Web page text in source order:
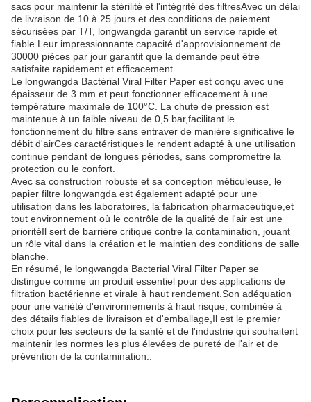
sacs pour maintenir la stérilité et l'intégrité des filtresAvec un délai
de livraison de 10 à 25 jours et des conditions de paiement
sécurisées par T/T, longwangda garantit un service rapide et
fiable.Leur impressionnante capacité d'approvisionnement de
30000 pièces par jour garantit que la demande peut être
satisfaite rapidement et efficacement.
Le longwangda Bactérial Viral Filter Paper est conçu avec une
épaisseur de 3 mm et peut fonctionner efficacement à une
température maximale de 100°C. La chute de pression est
maintenue à un faible niveau de 0,5 bar,facilitant le
fonctionnement du filtre sans entraver de manière significative le
débit d'airCes caractéristiques le rendent adapté à une utilisation
continue pendant de longues périodes, sans compromettre la
protection ou le confort.
Avec sa construction robuste et sa conception méticuleuse, le
papier filtre longwangda est également adapté pour une
utilisation dans les laboratoires, la fabrication pharmaceutique,et
tout environnement où le contrôle de la qualité de l'air est une
prioritéIl sert de barrière critique contre la contamination, jouant
un rôle vital dans la création et le maintien des conditions de salle
blanche.
En résumé, le longwangda Bacterial Viral Filter Paper se
distingue comme un produit essentiel pour des applications de
filtration bactérienne et virale à haut rendement.Son adéquation
pour une variété d'environnements à haut risque, combinée à
des détails fiables de livraison et d'emballage,Il est le premier
choix pour les secteurs de la santé et de l'industrie qui souhaitent
maintenir les normes les plus élevées de pureté de l'air et de
prévention de la contamination..